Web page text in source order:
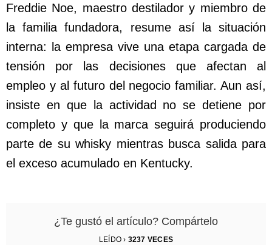
Freddie Noe, maestro destilador y miembro de
la familia fundadora, resume así la situación
interna: la empresa vive una etapa cargada de
tensión por las decisiones que afectan al
empleo y al futuro del negocio familiar. Aun así,
insiste en que la actividad no se detiene por
completo y que la marca seguirá produciendo
parte de su whisky mientras busca salida para
el exceso acumulado en Kentucky.
¿Te gustó el artículo? Compártelo
LEÍDO › 3237 VECES